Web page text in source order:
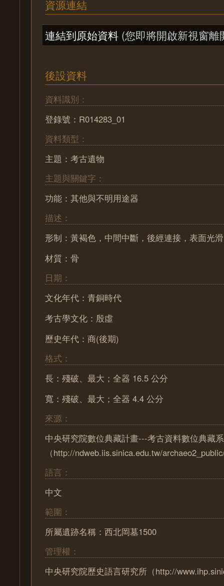
資源連結
連結到原始資料 (您即將開啟新視窗離
後設資料
資料識別：
登錄號：R014283_01
資料類型：
主題：考古遺物
主題與關鍵字：
功能：其他與不明用途器
描述：
形制：黃褐色，中間中斷，後經連接，表面光
材質：骨
日期：
文化年代：青銅時代
考古學文化：殷虛
歷史年代：商(後期)
格式：
長：殘破、最大；全器 16.5 公分
寬：殘破、最大；全器 4.4 公分
來源：
中央研究院數位典藏計畫---考古資料數位典藏
（http://ndweb.iis.sinica.edu.tw/
語言：
中文
範圍：
所屬遺跡名稱：西北岡墓1500
管理權：
中央研究院歷史語言研究所（http://